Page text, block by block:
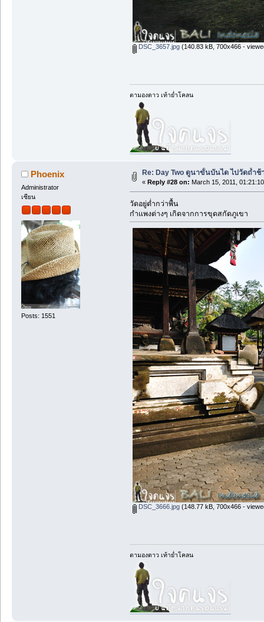
DSC_3657.jpg(140.83 kB, 700x466 -
ตามองดาว เท้าย่ำโคลน
Phoenix
Administrator
เซียน
Posts: 1551
Re: Day Two ดูนาขั้นบันได ไปวัดถ้ำ
« Reply #28 on: March 15, 2011,
วัดอยู่ต่ำกว่าพื้น
กำแพงต่างๆ เกิดจากการขุดสกัดภูเขา
DSC_3666.jpg(148.77 kB, 700x466 -
ตามองดาว เท้าย่ำโคลน